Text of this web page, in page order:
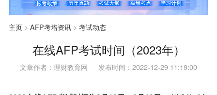
主页> AFP考培资讯> 考试动态
在线AFP考试时间（2023年）
文章作者：理财教育网 发布时间：2022-12-29 11:19:00